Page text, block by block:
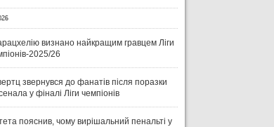
визнано найкращим гравцем Ліги
2025/26
звернувся до фанатів після поразки
у фіналі Ліги чемпіонів
пояснив, чому вирішальний пенальті у